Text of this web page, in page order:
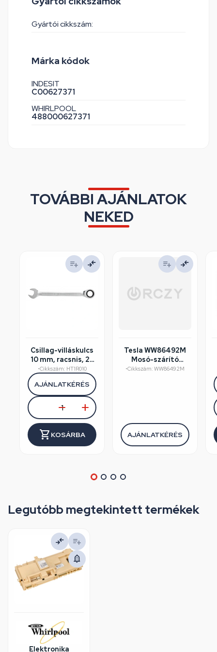
Gyártói cikkszám:
Márka kódok
INDESIT
C00627371
WHIRLPOOL
488000627371
TOVÁBBI AJÁNLATOK
NEKED
Csillag-villáskulcs
10 mm, racsnis, 25
év garancia,
HÖGERT HT1R010
•Cikkszám: HT1R010
AJÁNLATKÉRÉS
KOSÁRBA
Tesla WW86492M
Mosó-szárító
felújított/szépséghibás
•Cikkszám: WW86492M
AJÁNLATKÉRÉS
Legutóbb megtekintett termékek
Elektronika